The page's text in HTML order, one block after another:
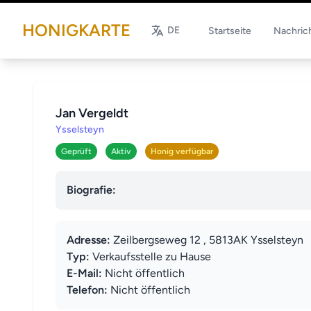
HONIGKARTE DE Startseite
Jan Vergeldt
Ysselsteyn
Geprüft Aktiv Honig verfügbar
Biografie:
Adresse: Zeilbergseweg 12 , 5813AK Ysselsteyn
Typ: Verkaufsstelle zu Hause
E-Mail: Nicht öffentlich
Telefon: Nicht öffentlich